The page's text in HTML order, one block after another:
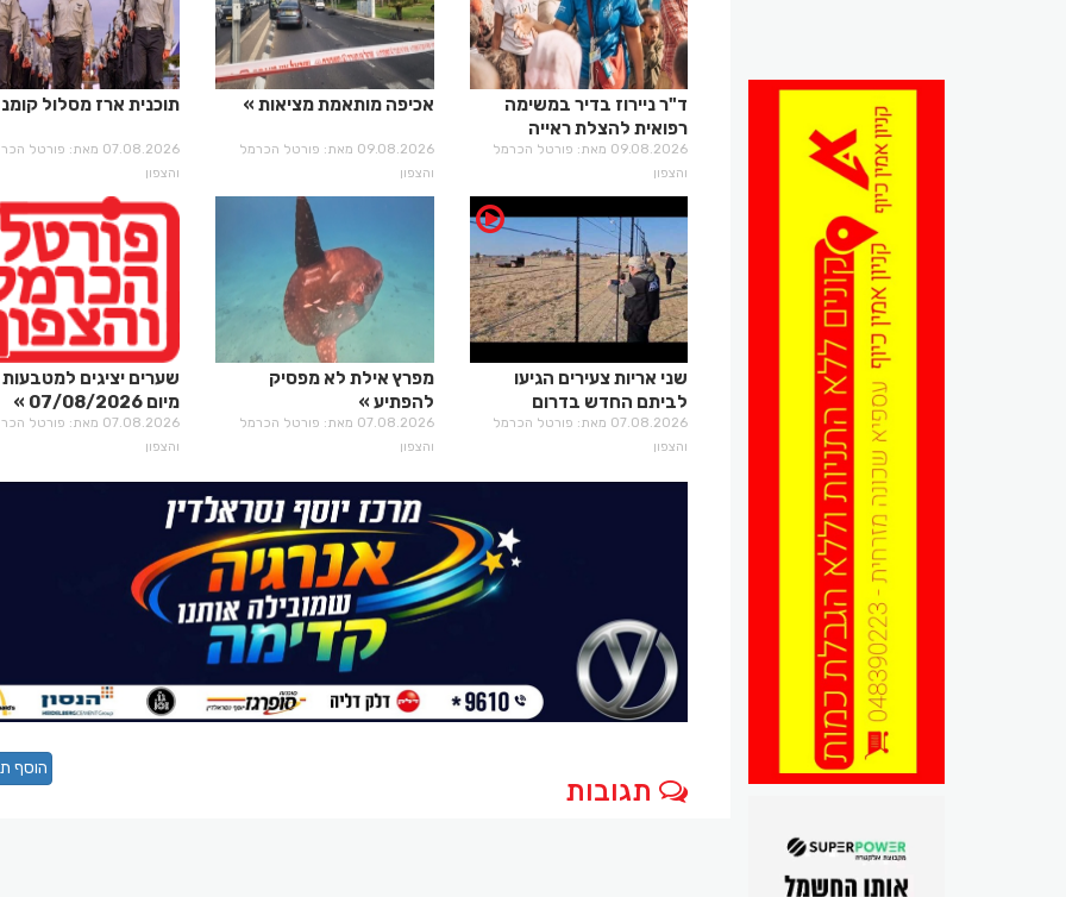
ד"ר ניירוז בדיר במשימה
רפואית להצלת ראייה
באתיופיה
09.08.2026 מאת: פורטל הכרמל
והצפון
אכיפה מותאמת מציאות
09.08.2026 מאת: פורטל הכרמל
והצפון
תוכנית ארז מסלול
07.08.2026 מאת: פורטל
והצפון
שני אריות צעירים הגיעו
לביתם החדש בדרום
אפריקה
07.08.2026 מאת: פורטל הכרמל
והצפון
מפרץ אילת לא מפסיק
להפתיע
07.08.2026 מאת: פורטל הכרמל
והצפון
שערים יציגים למטבעות
מיום 07/08/2026
07.08.2026 מאת: פורטל
והצפון
תגובות
הוסף